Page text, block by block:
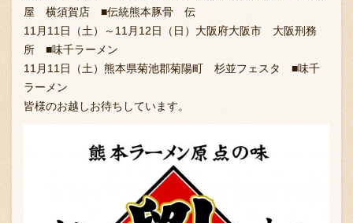
お知らせ
屋 横須賀店 ■伝統熊本豚骨 伝
11月11日（土）～11月12日（日）大阪府大阪市 大阪刑務
所 ■味千ラーメン
11月11日（土）熊本県菊池郡菊陽町 杉並フェスタ ■味千
ラーメン
皆様のお越しお待ちしています。